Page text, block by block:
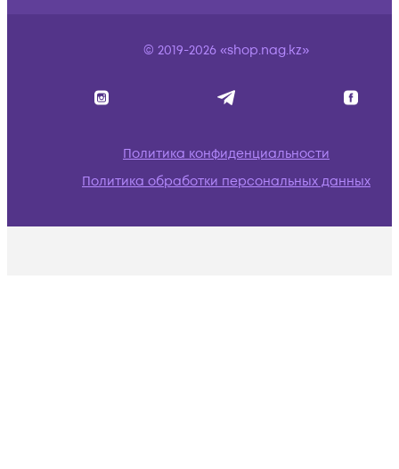
© 2019-2026 «shop.nag.kz»
Политика конфиденциальности
Политика обработки персональных данных